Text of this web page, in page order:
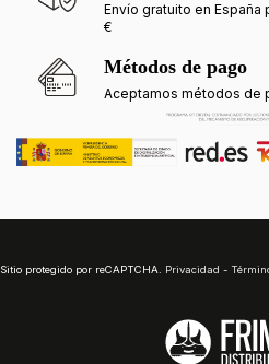
Envío gratuito en
€
Métodos de pago
Aceptamos métodos de
Sitio protegido por reCAPTCHA. Privacidad -